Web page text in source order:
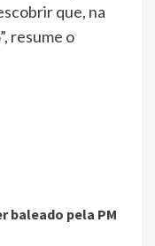
que, na
resume o
baleado pela PM